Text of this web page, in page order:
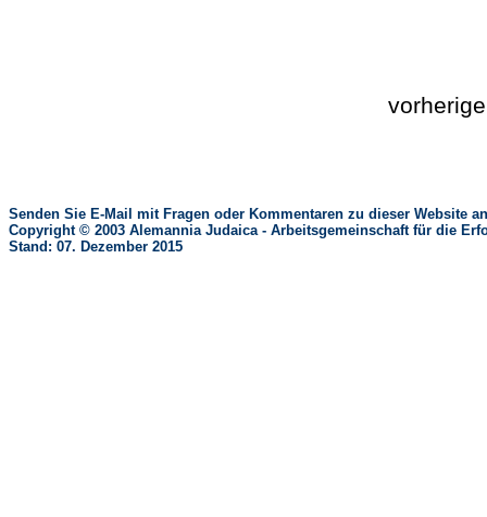
Senden Sie E-Mail mit Fragen oder Kommentaren zu dieser Website
Copyright © 2003 Alemannia Judaica - Arbeitsgemeinschaft für die
Stand: 07. Dezember 2015